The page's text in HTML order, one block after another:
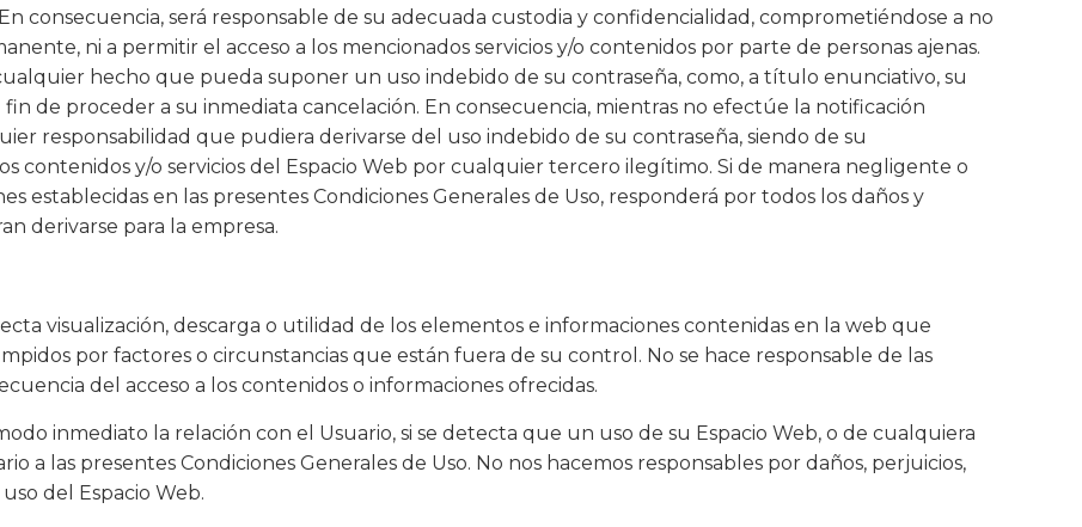
consecuencia, será responsable de su adecuada custodia y confidencialidad, comprometiéndose a no
ni a permitir el acceso a los mencionados servicios y/o contenidos por parte de personas ajenas.
hecho que pueda suponer un uso indebido de su contraseña, como, a título enunciativo, su
de proceder a su inmediata cancelación. En consecuencia, mientras no efectúe la notificación
responsabilidad que pudiera derivarse del uso indebido de su contraseña, siendo de su
contenidos y/o servicios del Espacio Web por cualquier tercero ilegítimo. Si de manera negligente o
establecidas en las presentes Condiciones Generales de Uso, responderá por todos los daños y
derivarse para la empresa.
visualización, descarga o utilidad de los elementos e informaciones contenidas en la web que
por factores o circunstancias que están fuera de su control. No se hace responsable de las
del acceso a los contenidos o informaciones ofrecidas.
inmediato la relación con el Usuario, si se detecta que un uso de su Espacio Web, o de cualquiera
a las presentes Condiciones Generales de Uso. No nos hacemos responsables por daños, perjuicios,
del Espacio Web.